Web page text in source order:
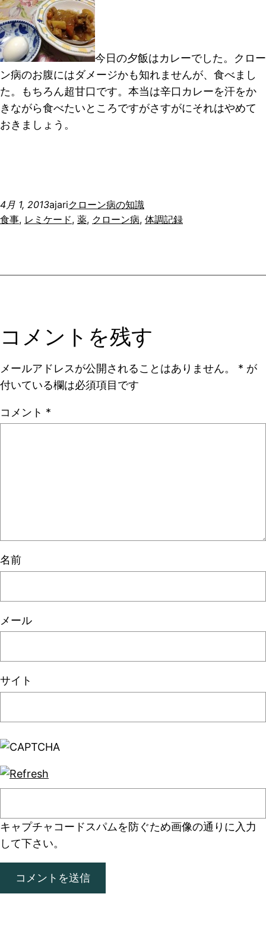
今日の夕飯はカレーでした。クロー
ン病のお腹にはダメージかも知れませんが、食べまし
た。もちろん超甘口です。本当は辛口カレーを汗をか
きながら食べたいところですがさすがにそれはやめて
おきましょう。
4月 1, 2013ajariクローン病の知識
食事, レミケード, 薬, クローン病, 体調記録
コメントを残す
メールアドレスが公開されることはありません。 * が
付いている欄は必須項目です
コメント *
名前
メール
サイト
キャプチャコード スパムを防ぐため画像の通りに入力
して下さい。